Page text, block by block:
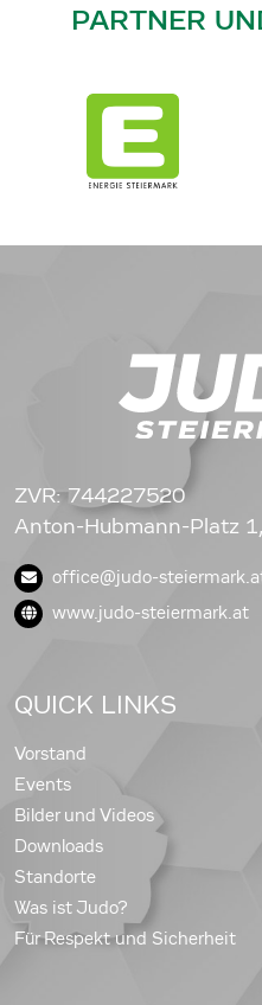
PARTNER
ZVR: 744227520
Anton-Hubmann-Platz
office@judo-
www.judo-steiermark.at
QUICK LINKS
Vorstand
Events
Bilder und Videos
Downloads
Standorte
Was ist Judo?
Für Respekt und Sicherheit